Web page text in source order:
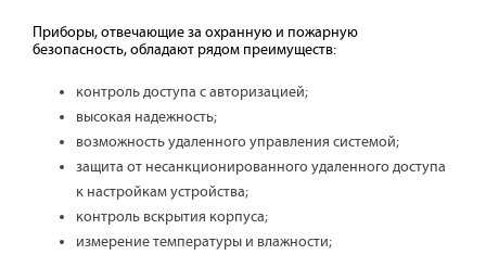
Приборы, отвечающие за охранную и пожарную
безопасность, обладают рядом преимуществ:
контроль доступа с авторизацией;
высокая надежность;
возможность удаленного управления системой;
защита от несанкционированного удаленного доступа
к настройкам устройства;
контроль вскрытия корпуса;
измерение температуры и влажности;